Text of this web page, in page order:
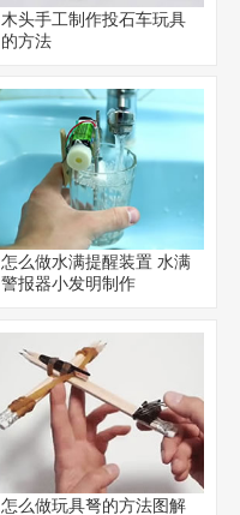
木头手工制作投石车玩具
的方法
怎么做水满提醒装置 水满
警报器小发明制作
怎么做玩具弩的方法图解